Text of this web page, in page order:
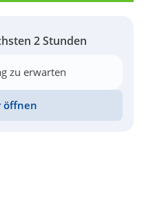
2 Stunden
zu erwarten
öffnen